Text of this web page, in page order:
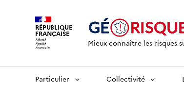
RÉPUBLIQUE
FRANÇAISE
Mieux connaître les risques
Particulier Collectivité